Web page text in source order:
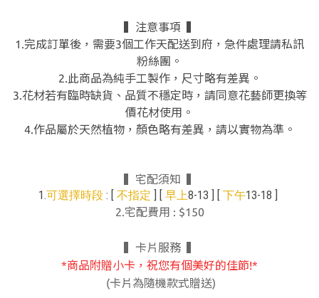
▍注意事項 ▍
1.完成訂單後，需要3個工作天配送到府，急件處理請私訊
粉絲團。
2.此商品為純手工製作，尺寸略有差異。
3.花材若有臨時缺貨、品質不穩定時，請同意花藝師更換等
價花材使用。
4.作品屬於天然植物，顏色略有差異，請以實物為準。
▍宅配須知 ▍
1.可選擇時段 : [ 不指定 ] [ 早上8-13 ] [ 下午13-18 ]
2.宅配費用 : $150
▍卡片服務 ▍
*商品附贈小卡，祝您有個美好的佳節!*
(卡片為隨機款式贈送)